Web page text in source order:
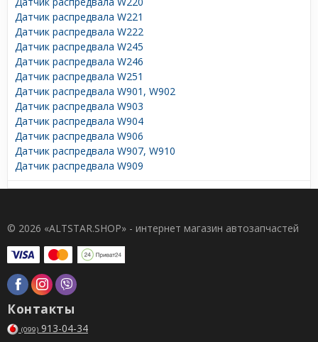
Датчик распредвала W221
Датчик распредвала W222
Датчик распредвала W245
Датчик распредвала W246
Датчик распредвала W251
Датчик распредвала W901, W902
Датчик распредвала W903
Датчик распредвала W904
Датчик распредвала W906
Датчик распредвала W907, W910
Датчик распредвала W909
© 2026 «ALTSTAR.SHOP» - интернет магазин автозапчастей
Контакты
(099) 913-04-34